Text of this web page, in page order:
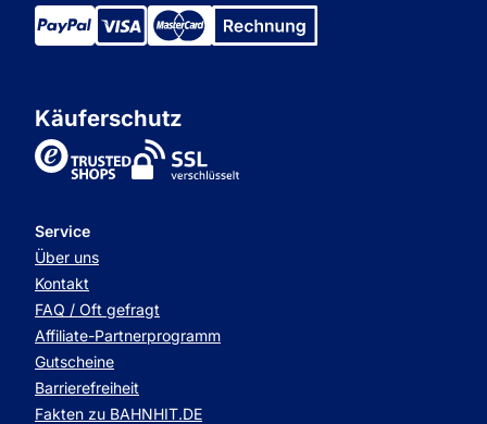
Käuferschutz
TrustedShops
Service
Über uns
Kontakt
FAQ / Oft gefragt
Affiliate-Partnerprogramm
Gutscheine
Barrierefreiheit
Fakten zu BAHNHIT.DE